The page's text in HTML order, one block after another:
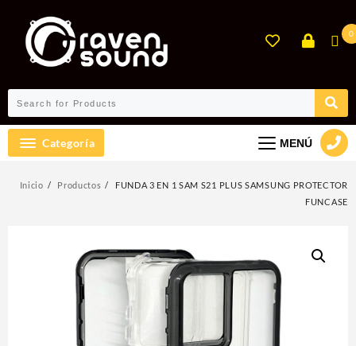
contenido
0
Categoría MENÚ
Inicio Productos
FUNDA 3 EN 1 SAM S21 PLUS SAMSUNG PROTECTOR
FUNCASE